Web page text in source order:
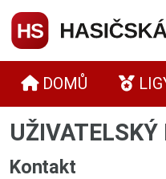
DOMŮ
Kontakt